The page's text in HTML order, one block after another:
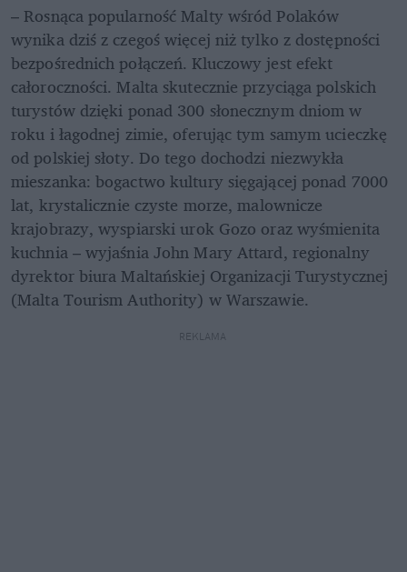
– Rosnąca popularność Malty wśród Polaków
wynika dziś z czegoś więcej niż tylko z dostępności
bezpośrednich połączeń. Kluczowy jest efekt
całoroczności. Malta skutecznie przyciąga polskich
turystów dzięki ponad 300 słonecznym dniom w
roku i łagodnej zimie, oferując tym samym ucieczkę
od polskiej słoty. Do tego dochodzi niezwykła
mieszanka: bogactwo kultury sięgającej ponad 7000
lat, krystalicznie czyste morze, malownicze
krajobrazy, wyspiarski urok Gozo oraz wyśmienita
kuchnia – wyjaśnia John Mary Attard, regionalny
dyrektor biura Maltańskiej Organizacji Turystycznej
(Malta Tourism Authority) w Warszawie.
REKLAMA